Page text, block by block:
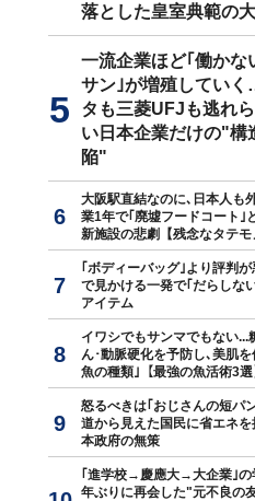
落とした皇室典範の
一流企業ほど｢働かな
サン｣が増殖してい
タも三菱UFJも逃れ
い日本企業だけの"構
陥"
大阪駅直結なのに､日本人も
業1年で｢廃墟フードコート｣
新施設の悲劇【残念なタテモ
｢ボディーバッグ｣より評判
で見かける一発で｢だらしな
アイテム
イワシでもサンマでもない...
ん･動脈硬化を予防し､美肌
魚の種類｣【最強の魚活術3選
怒るべきは｢おじさんの短パ
道から見えた国民に省エネを
本政府の無策
｢進学校→慶應大→大企業｣の
年ぶりに再会した"元不良の